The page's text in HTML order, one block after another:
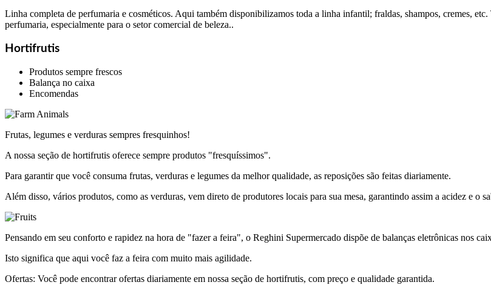
Linha completa de perfumaria e cosméticos. Aqui também disponibilizamos toda a linha infantil; fraldas, shampos, cremes, etc.
perfumaria, especialmente para o setor comercial de beleza..
Hortifrutis
Produtos sempre frescos
Balança no caixa
Encomendas
Frutas, legumes e verduras sempres fresquinhos!
A nossa seção de hortifrutis oferece sempre produtos "fresquíssimos".
Para garantir que você consuma frutas, verduras e legumes da melhor qualidade, as reposições são feitas diariamente.
Além disso, vários produtos, como as verduras, vem direto de produtores locais para sua mesa, garantindo assim a acidez e o
Pensando em seu conforto e rapidez na hora de "fazer a feira", o Reghini Supermercado dispõe de balanças eletrônicas nos
Isto significa que aqui você faz a feira com muito mais agilidade.
Ofertas: Você pode encontrar ofertas diariamente em nossa seção de hortifrutis, com preço e qualidade garantida.